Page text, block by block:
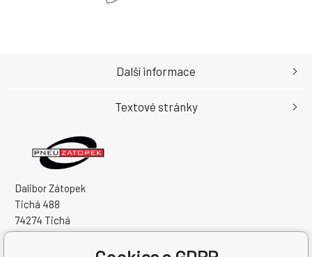
Dalibor Zátopek
Tichá 488
74274 Tichá
Česká Republika
Další informace
Textové stránky